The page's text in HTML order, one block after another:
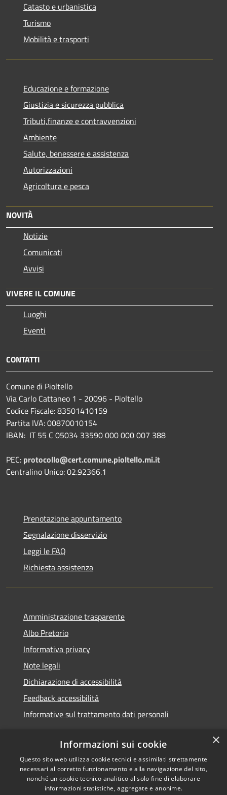
Catasto e urbanistica
Turismo
Mobilità e trasporti
Educazione e formazione
Giustizia e sicurezza pubblica
Tributi,finanze e contravvenzioni
Ambiente
Salute, benessere e assistenza
Autorizzazioni
Agricoltura e pesca
NOVITÀ
Notizie
Comunicati
Avvisi
VIVERE IL COMUNE
Luoghi
Eventi
CONTATTI
Comune di Pioltello
Via Carlo Cattaneo 1 - 20096 - Pioltello
Codice Fiscale: 83501410159
Partita IVA: 00870010154
IBAN: IT 55 C 05034 33590 000 000 007 388
PEC: protocollo@cert.comune.pioltello.mi.it
Centralino Unico: 02.92366.1
Prenotazione appuntamento
Segnalazione disservizio
Leggi le FAQ
Richiesta assistenza
Amministrazione trasparente
Albo Pretorio
Informativa privacy
Note legali
Dichiarazione di accessibilità
Feedback accessibilità
Informative sul trattamento dati personali
RSS
Accessibilità
Copyright © 2026 • Comune di
Pioltello • Powered by
Municipium•Accesso
×
Informazioni sui cookie
Questo sito web utilizza cookie tecnici e assimilati strettamente
necessari al corretto funzionamento e alla navigazione del sito,
nonché un cookie tecnico analitico al solo fine di elaborare
informazioni statistiche, aggregate e anonime.